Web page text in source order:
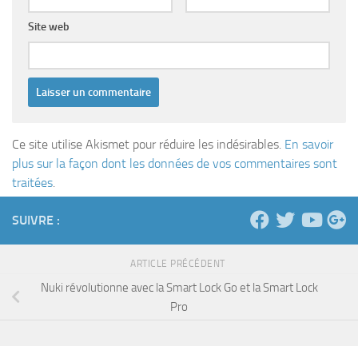
Site web
Ce site utilise Akismet pour réduire les indésirables. En savoir
plus sur la façon dont les données de vos commentaires sont
traitées.
SUIVRE :
ARTICLE PRÉCÉDENT
Nuki révolutionne avec la Smart Lock Go et la Smart Lock
Pro